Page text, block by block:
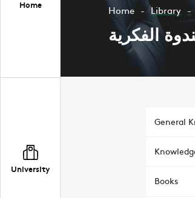
Home
University
Home Library
الفكرية
General
Books